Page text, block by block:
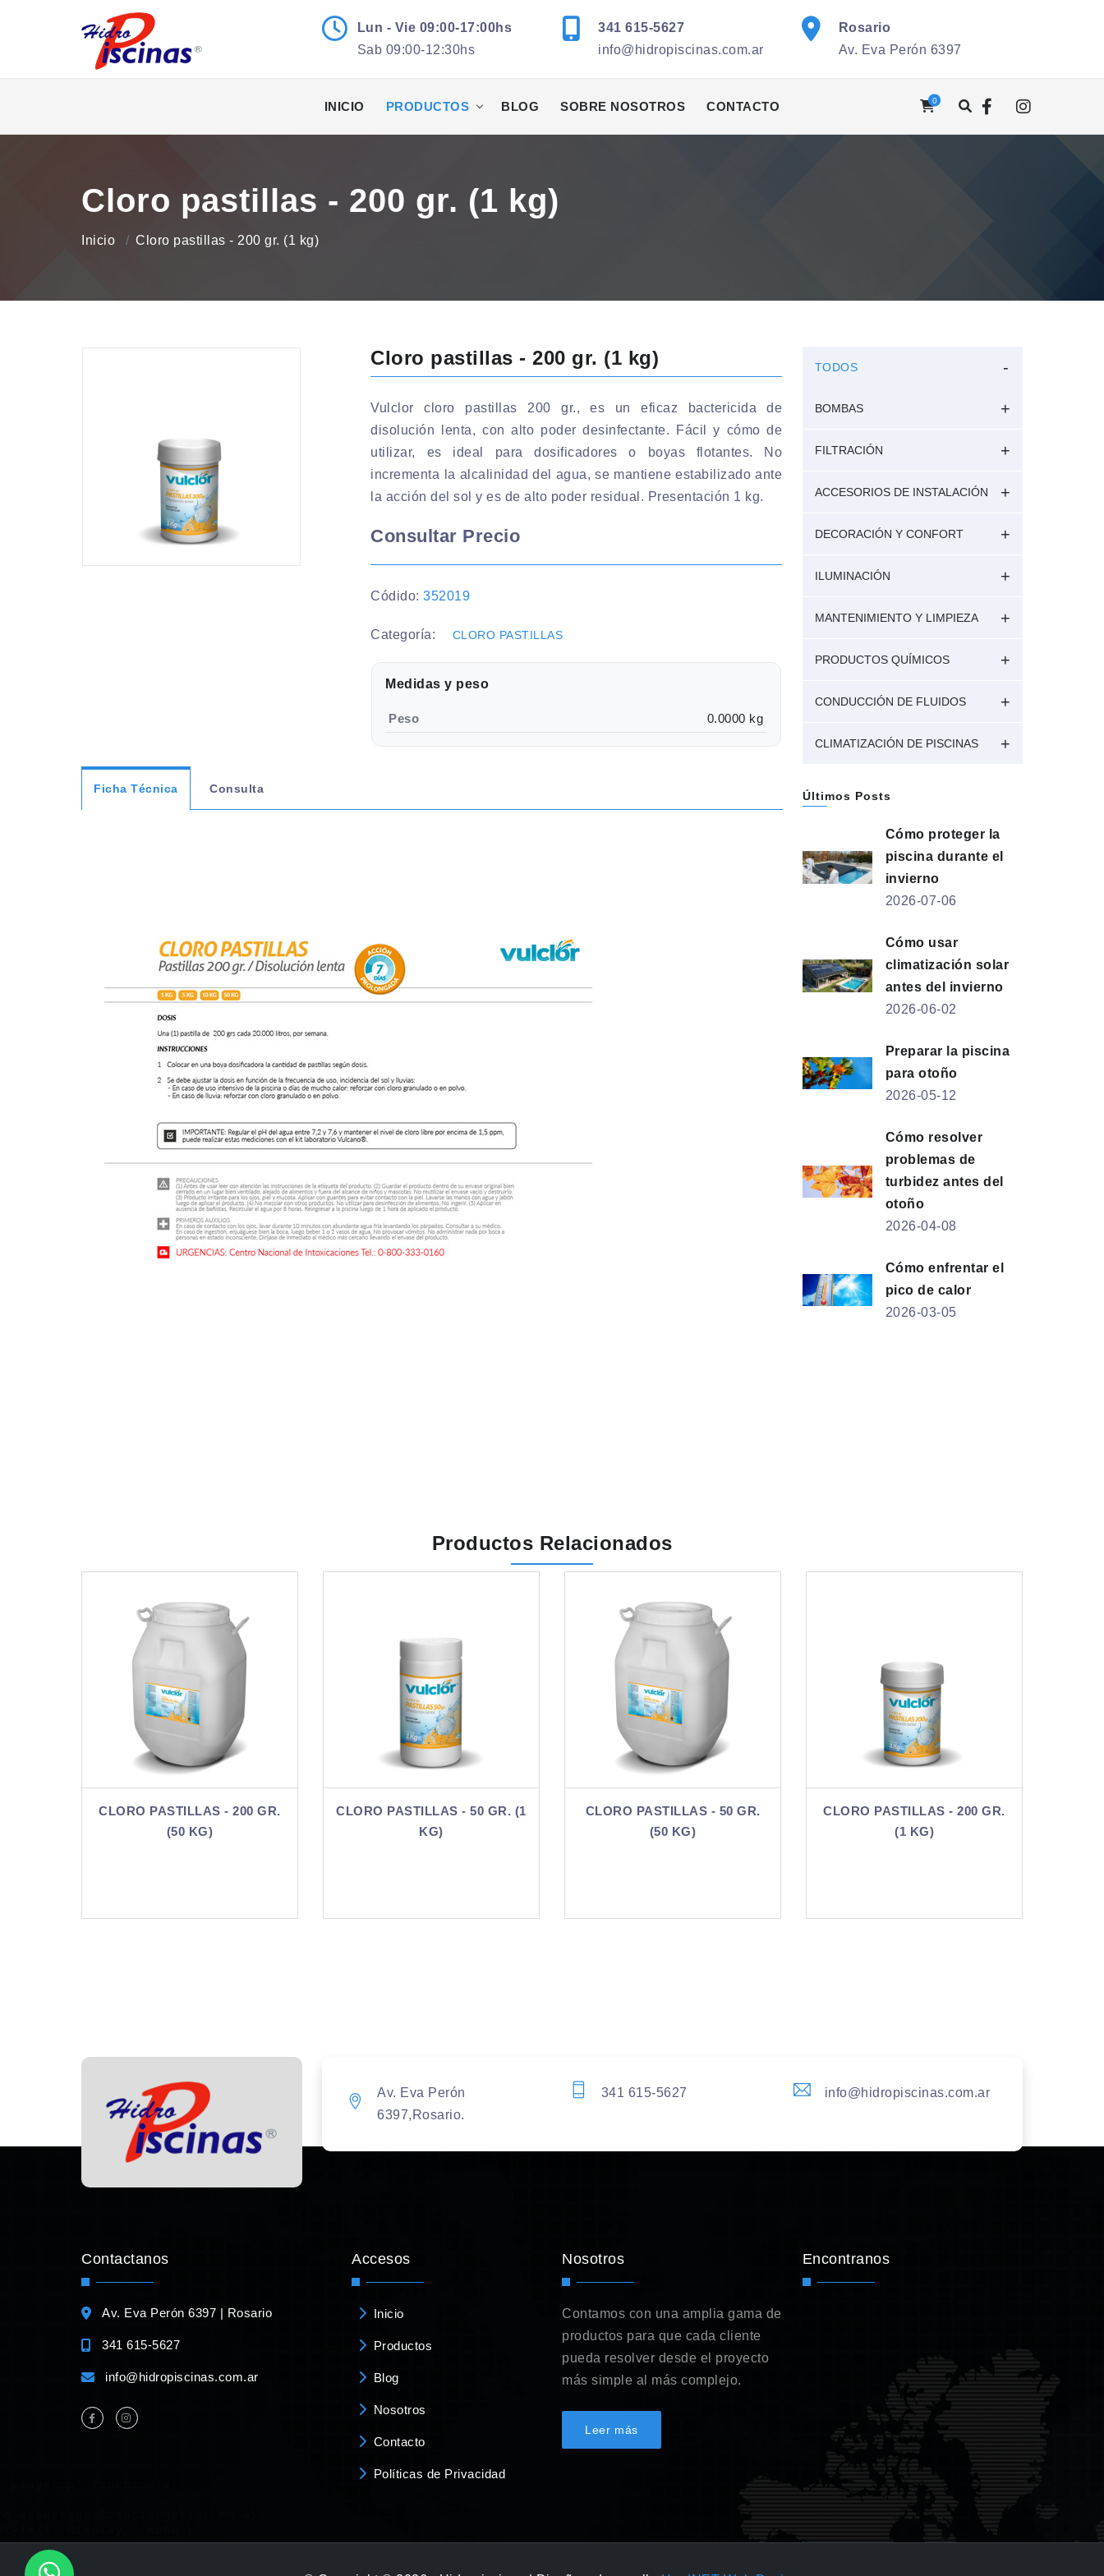
Lun - Vie 09:00-17:00hs
Sab 09:00-12:30hs
341 615-5627
info@hidropiscinas.com.ar
Rosario
Av. Eva Perón 6397
INICIO PRODUCTOS BLOG SOBRE NOSOTROS CONTACTO 0
Cloro pastillas - 200 gr. (1 kg)
Inicio Cloro pastillas - 200 gr. (1 kg)
Cloro pastillas - 200 gr. (1 kg)
Vulclor cloro pastillas 200 gr., es un eficaz bactericida de
disolución lenta, con alto poder desinfectante. Fácil y cómo de
utilizar, es ideal para dosificadores o boyas flotantes. No
incrementa la alcalinidad del agua, se mantiene estabilizado ante
la acción del sol y es de alto poder residual. Presentación 1 kg.
Consultar Precio
Códido: 352019
Categoría: CLORO PASTILLAS
Medidas y peso
Peso 0.0000 kg
Ficha Técnica Consulta
TODOS
BOMBAS
FILTRACIÓN
ACCESORIOS DE INSTALACIÓN
DECORACIÓN Y CONFORT
ILUMINACIÓN
MANTENIMIENTO Y LIMPIEZA
PRODUCTOS QUÍMICOS
CONDUCCIÓN DE FLUIDOS
CLIMATIZACIÓN DE PISCINAS
Últimos Posts
Cómo proteger la
piscina durante el
invierno
2026-07-06
Cómo usar
climatización solar
antes del invierno
2026-06-02
Preparar la piscina
para otoño
2026-05-12
Cómo resolver
problemas de
turbidez antes del
otoño
2026-04-08
Cómo enfrentar el
pico de calor
2026-03-05
Productos Relacionados
CLORO PASTILLAS - 50 GR. (1
KG)
CLORO PASTILLAS - 50 GR.
(50 KG)
CLORO PASTILLAS - 200 GR.
(1 KG)
CLORO PASTILLAS - 200 GR.
(50 KG)
Av. Eva Perón
6397,Rosario.
341 615-5627 info@hidropiscinas.com.ar
Contactanos
Av. Eva Perón 6397 | Rosario
341 615-5627
info@hidropiscinas.com.ar
Accesos
Inicio
Productos
Blog
Nosotros
Contacto
Políticas de Privacidad
Nosotros
Contamos con una amplia gama de
productos para que cada cliente
pueda resolver desde el proyecto
más simple al más complejo.
Leer más
Encontranos